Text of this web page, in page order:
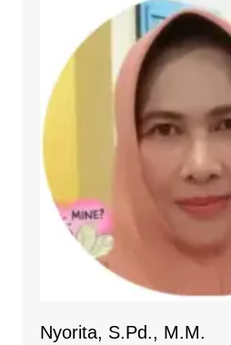
Nyorita, S.Pd., M.M.